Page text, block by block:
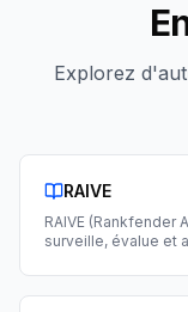
Explorez
RAIVE
RAIVE (Rankfender
surveille, évalue et